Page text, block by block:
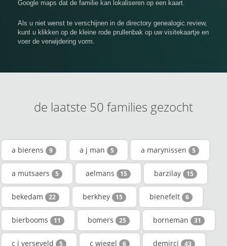
Google maps dat de familie kan lokaliseren op een kaart.
Als u niet wenst te verschijnen in de directory genealogic.review,
kunt u klikken op de kleine rode prullenbak op uw visitekaartje en
voer de verwijdering vorm.
de laatste 50 families gezocht
a bierens 9 a j man 5 a marynissen 5
a mutsaers 5 aelmans 15 barzilay 15
bekedam 22 berkhey 15 bienefelt 6
bierbooms 11 bomers 25 borneman 31
c j verseveld 5 c wiegel 6 demirci 43